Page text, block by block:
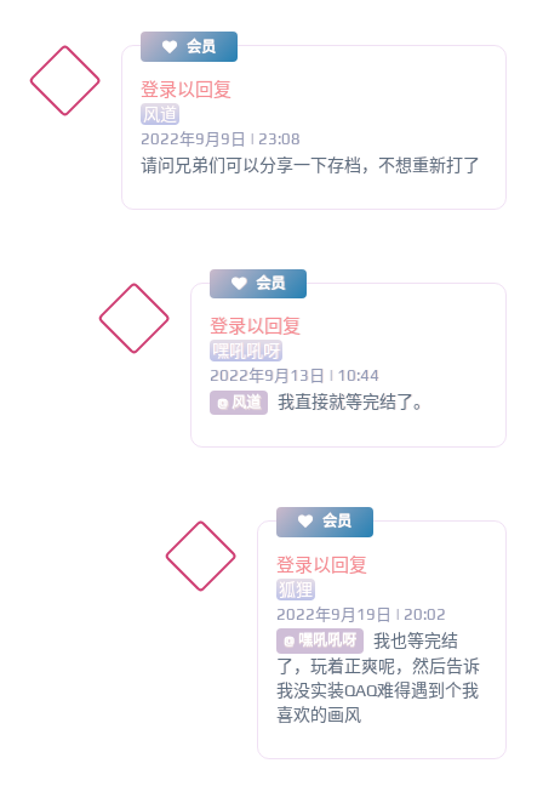
会员
登录以回复
风道
2022年9月9日 | 23:08
请问兄弟们可以分享一下存档，不想重新打了
会员
登录以回复
嘿吼吼呀
2022年9月13日 | 10:44
@ 风道 我直接就等完结了。
会员
登录以回复
狐狸
2022年9月19日 | 20:02
@ 嘿吼吼呀
我也等完结
了，玩着正爽呢，然后告诉
我没实装QAQ难得遇到个我
喜欢的画风